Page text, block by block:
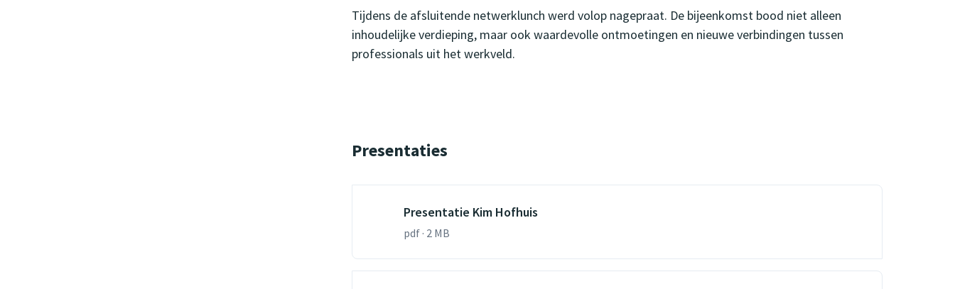
Tijdens de afsluitende netwerklunch werd volop nagepraat. De bijeenkomst bood niet alleen
inhoudelijke verdieping, maar ook waardevolle ontmoetingen en nieuwe verbindingen tussen
professionals uit het werkveld.
Presentaties
Presentatie Kim Hofhuis
pdf · 2 MB